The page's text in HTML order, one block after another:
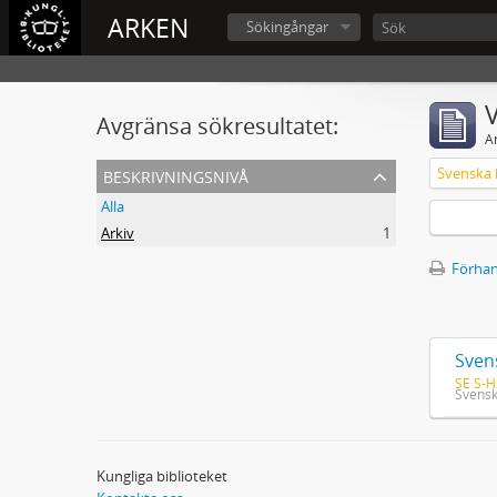
ARKEN Sökingångar
Avgränsa sökresultatet:
beskrivningsnivå
Alla
Arkiv
1
SE S-
Kungliga biblioteket